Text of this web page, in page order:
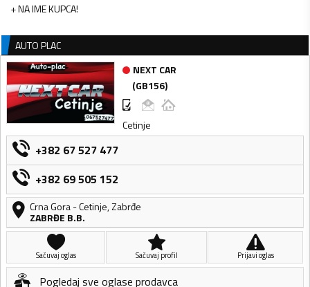
+ NA IME KUPCA!
AUTO PLAC
NEXT CAR
(GB156)
Cetinje
+382 67 527 477
+382 69 505 152
Crna Gora-Cetinje,Zabrđe
ZABRĐE B.B.
Sačuvaj oglas Sačuvaj profil Prijavi oglas
Pogledaj sve oglase prodavca